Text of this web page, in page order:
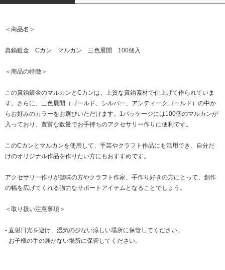
＜商品名＞
真鍮鍍金 Cカン マルカン 三色展開 100個入
＜商品の特徴＞
この真鍮鍍金のマルカンとCカンは、上質な真鍮素材で仕上げて作られていま
す。さらに、三色展開（ゴールド、シルバー、アンティークゴールド）の中か
らお好みのカラーをお選びいただけます。1パッケージには100個のマルカンが
入っており、豊富な数量でお手持ちのアクセサリー作りに便利です。
このCカンとマルカンを使用して、手芸やクラフト作品にも活用でき、自分だ
けのオリジナル作品を作りたい方にもおすすめです。
アクセサリー作りが趣味の方やクラフト作家、手作り好きの方にとって、創作
の幅を広げてくれる強力なサポートアイテムとなることでしょう。
＜取り扱い注意事項＞
- 直射日光を避け、湿気の少ない涼しい場所に保管してください。
- お子様の手の届かない場所に保管してください。